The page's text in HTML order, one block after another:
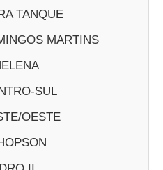
TANQUE
MARTINS
SUL
OESTE